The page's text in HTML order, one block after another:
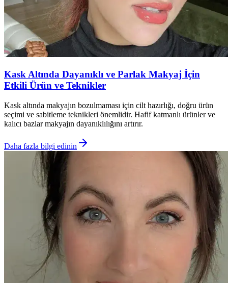
Kask Altında Dayanıklı ve Parlak Makyaj İçin
Etkili Ürün ve Teknikler
Kask altında makyajın bozulmaması için cilt hazırlığı, doğru ürün
seçimi ve sabitleme teknikleri önemlidir. Hafif katmanlı ürünler ve
kalıcı bazlar makyajın dayanıklılığını artırır.
Daha fazla bilgi edinin